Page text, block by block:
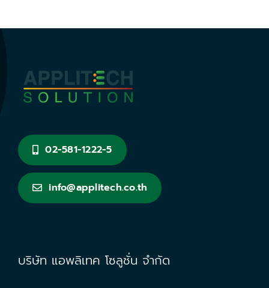
02-581-1222-5
info@applitech.co.th
บริษัท แอพลิเทค โซลูชั่น จำกัด